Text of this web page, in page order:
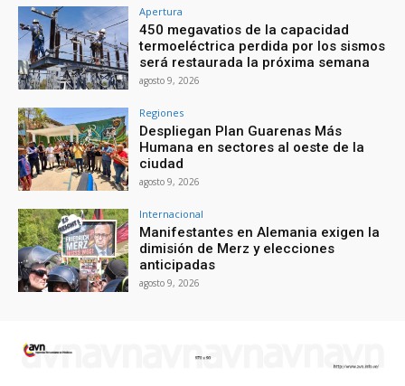
Apertura
450 megavatios de la capacidad
termoeléctrica perdida por los sismos
será restaurada la próxima semana
agosto 9, 2026
Regiones
Despliegan Plan Guarenas Más
Humana en sectores al oeste de la
ciudad
agosto 9, 2026
Internacional
Manifestantes en Alemania exigen la
dimisión de Merz y elecciones
anticipadas
agosto 9, 2026